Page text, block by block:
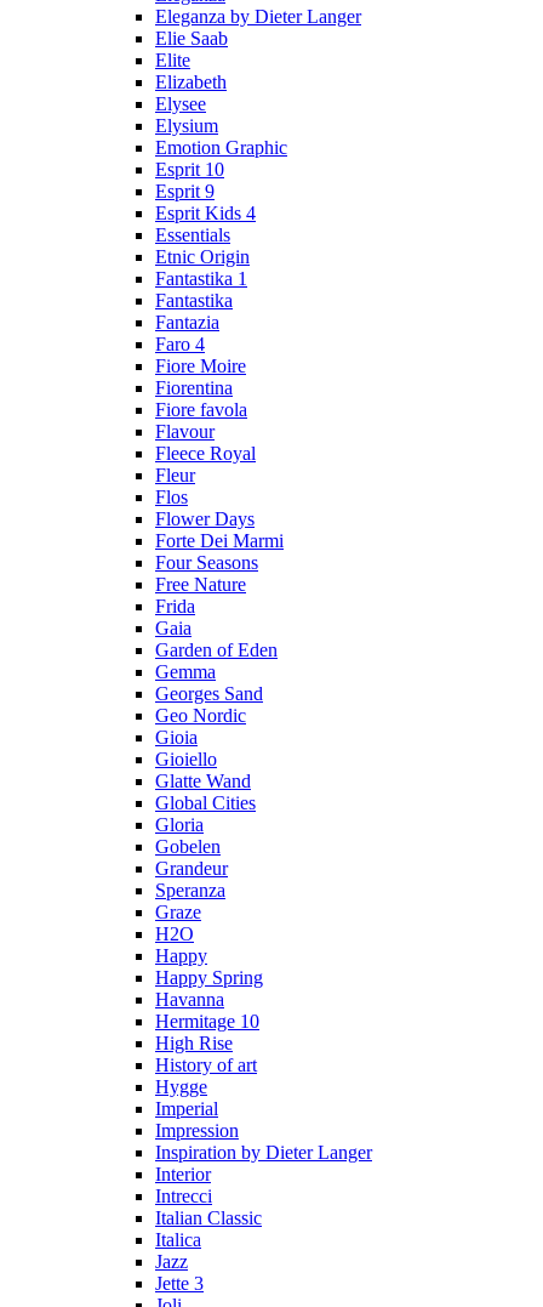
Eleganza by Dieter Langer
Elie Saab
Elite
Elizabeth
Elysee
Elysium
Emotion Graphic
Esprit 10
Esprit 9
Esprit Kids 4
Essentials
Etnic Origin
Fantastika 1
Fantastika
Fantazia
Faro 4
Fiore Moire
Fiorentina
Fiore favola
Flavour
Fleece Royal
Fleur
Flos
Flower Days
Forte Dei Marmi
Four Seasons
Free Nature
Frida
Gaia
Garden of Eden
Gemma
Georges Sand
Geo Nordic
Gioia
Gioiello
Glatte Wand
Global Cities
Gloria
Gobelen
Grandeur
Speranza
Graze
H2O
Happy
Happy Spring
Havanna
Hermitage 10
High Rise
History of art
Hygge
Imperial
Impression
Inspiration by Dieter Langer
Interior
Intrecci
Italian Classic
Italica
Jazz
Jette 3